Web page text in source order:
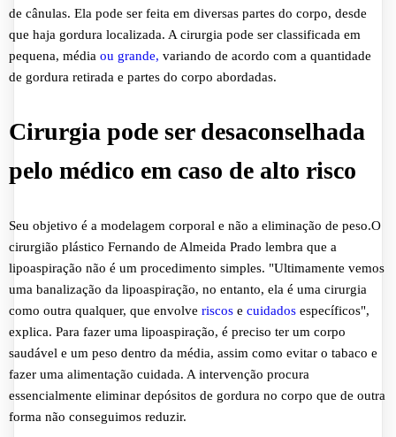
de cânulas. Ela pode ser feita em diversas partes do corpo, desde
que haja gordura localizada. A cirurgia pode ser classificada em
pequena, média ou grande, variando de acordo com a quantidade
de gordura retirada e partes do corpo abordadas.
Cirurgia pode ser desaconselhada
pelo médico em caso de alto risco
Seu objetivo é a modelagem corporal e não a eliminação de peso.O
cirurgião plástico Fernando de Almeida Prado lembra que a
lipoaspiração não é um procedimento simples. "Ultimamente vemos
uma banalização da lipoaspiração, no entanto, ela é uma cirurgia
como outra qualquer, que envolve riscos e cuidados específicos",
explica. Para fazer uma lipoaspiração, é preciso ter um corpo
saudável e um peso dentro da média, assim como evitar o tabaco e
fazer uma alimentação cuidada. A intervenção procura
essencialmente eliminar depósitos de gordura no corpo que de outra
forma não conseguimos reduzir.